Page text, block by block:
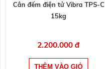
Cân đếm điện tử Vibra TPS-C
15kg
2.200.000 đ